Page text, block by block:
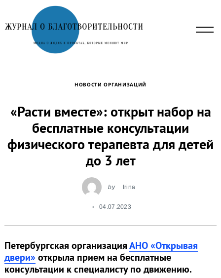
to
content
НОВОСТИ ОРГАНИЗАЦИЙ
«Расти вместе»: открыт набор на
бесплатные консультации
физического терапевта для детей
до 3 лет
by Irina
04.07.2023
Петербургская организацияАНО «Открывая
двери» открыла прием на бесплатные
консультации к специалисту по движению.